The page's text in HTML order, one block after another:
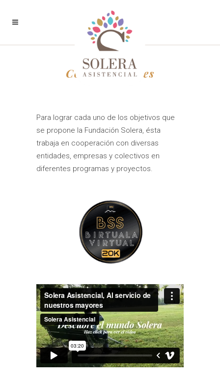
Colaboraciones
Para lograr cada uno de los objetivos que
se propone la Fundación Solera, ésta
trabaja en cooperación con diversas
entidades, empresas y colectivos en
diferentes programas y proyectos.